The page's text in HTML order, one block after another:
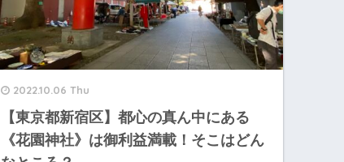
2022.10.06 Thu
【東京都新宿区】都心の真ん中にある
《花園神社》は御利益満載！そこはどん